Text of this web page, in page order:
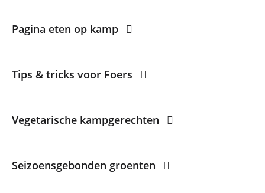
Pagina eten op kamp
Tips & tricks voor Foers
Vegetarische kampgerechten
Seizoensgebonden groenten